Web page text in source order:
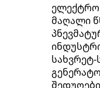
ელექტრო
მაღალი
სახვრეტ-